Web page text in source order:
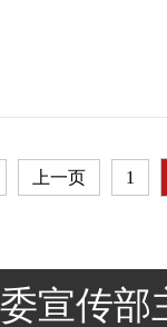
上一页 1
宣传部